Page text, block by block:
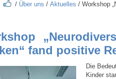
/​ Über uns /​ Aktuelles /​ Workshop
fand positive
Die
Kinder